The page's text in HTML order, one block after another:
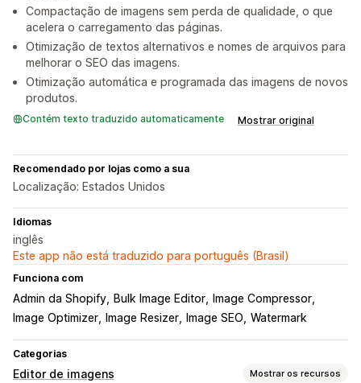
Compactação de imagens sem perda de qualidade, o que
acelera o carregamento das páginas.
Otimização de textos alternativos e nomes de arquivos para
melhorar o SEO das imagens.
Otimização automática e programada das imagens de novos
produtos.
Contém texto traduzido automaticamente Mostrar original
Recomendado por lojas como a sua
Localização: Estados Unidos
Idiomas
inglês
Este app não está traduzido para português (Brasil)
Funciona com
Admin da Shopify Bulk Image Editor
Image Compressor
Image Optimizer
Image Resizer Image SEO Watermark
Categorias
Editor de imagens Mostrar os recursos